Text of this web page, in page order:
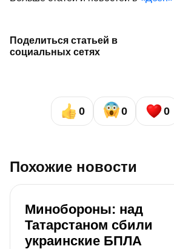
Поделиться статьей в
социальных сетях
0 0 0
Похожие новости
Минобороны: над
Татарстаном сбили
украинские БПЛА